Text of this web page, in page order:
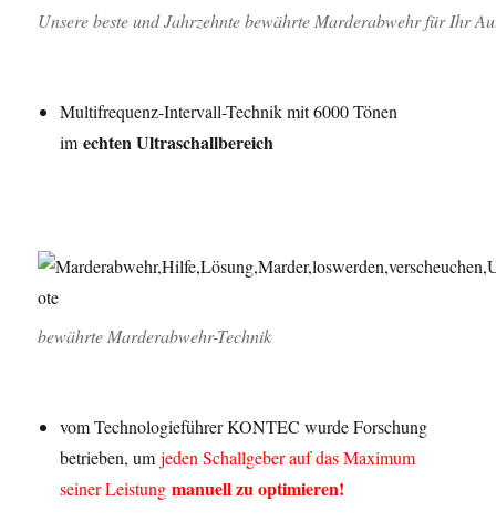
Unsere beste und Jahrzehnte bewährte Marderabwehr für Ihr
Multifrequenz-Intervall-Technik mit 6000 Tönen
imechten Ultraschallbereich
bewährte Marderabwehr-Technik
vom Technologieführer KONTEC wurde Forschung
betrieben, umjeden Schallgeber auf das Maximum
seiner Leistungmanuell zu optimieren!